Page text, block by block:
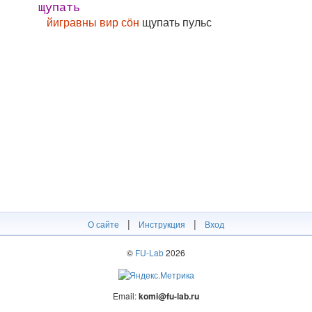
щупать
йигравны вир сӧн щупать пульс
О сайте | Инструкция | Вход
© FU-Lab2026
Email:komi@fu-lab.ru